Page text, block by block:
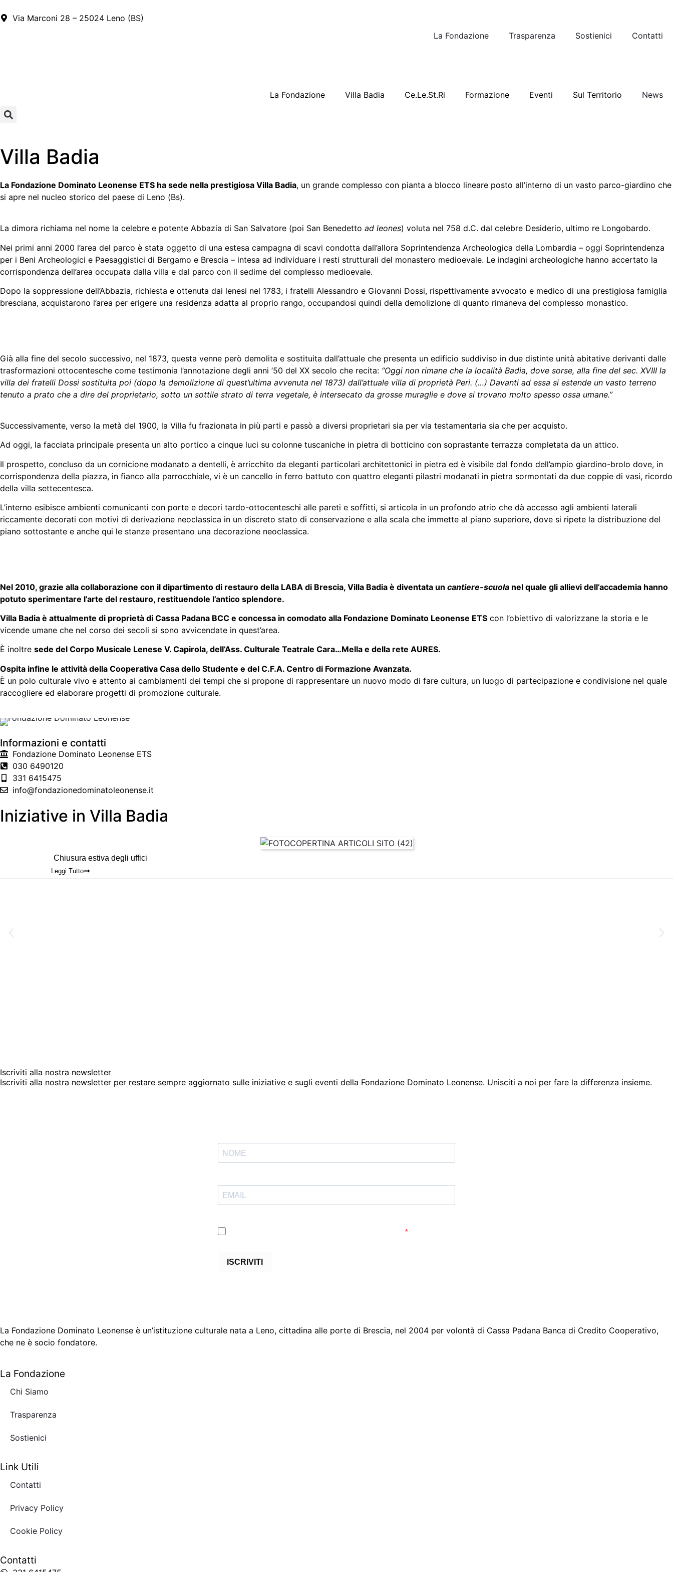
Via Marconi 28 – 25024 Leno (BS)
La Fondazione
Trasparenza Sostienici Contatti
La Fondazione Villa Badia Ce.Le.St.Ri Formazione Eventi Sul Territorio News
Villa Badia
La Fondazione Dominato Leonense ETS ha sede nella prestigiosa Villa Badia, un grande complesso con pianta a blocco lineare posto all’interno di un vasto parco-giardino che
si apre nel nucleo storico del paese di Leno (Bs).
La dimora richiama nel nome la celebre e potente Abbazia di San Salvatore (poi San Benedetto ad leones) voluta nel 758 d.C. dal celebre Desiderio, ultimo re Longobardo.
Nei primi anni 2000 l’area del parco è stata oggetto di una estesa campagna di scavi condotta dall’allora Soprintendenza Archeologica della Lombardia – oggi Soprintendenza
per i Beni Archeologici e Paesaggistici di Bergamo e Brescia – intesa ad individuare i resti strutturali del monastero medioevale. Le indagini archeologiche hanno accertato la
corrispondenza dell’area occupata dalla villa e dal parco con il sedime del complesso medioevale.
Dopo la soppressione dell’Abbazia, richiesta e ottenuta dai lenesi nel 1783, i fratelli Alessandro e Giovanni Dossi, rispettivamente avvocato e medico di una prestigiosa famiglia
bresciana, acquistarono l’area per erigere una residenza adatta al proprio rango, occupandosi quindi della demolizione di quanto rimaneva del complesso monastico.
Già alla fine del secolo successivo, nel 1873, questa venne però demolita e sostituita dall’attuale che presenta un edificio suddiviso in due distinte unità abitative derivanti dalle
trasformazioni ottocentesche come testimonia l’annotazione degli anni ’50 del XX secolo che recita: “Oggi non rimane che la località Badia, dove sorse, alla fine del sec. XVIII la
villa dei fratelli Dossi sostituita poi (dopo la demolizione di quest’ultima avvenuta nel 1873) dall’attuale villa di proprietà Peri. (…) Davanti ad essa si estende un vasto terreno
tenuto a prato che a dire del proprietario, sotto un sottile strato di terra vegetale, è intersecato da grosse muraglie e dove si trovano molto spesso ossa umane.”
Successivamente, verso la metà del 1900, la Villa fu frazionata in più parti e passò a diversi proprietari sia per via testamentaria sia che per acquisto.
Ad oggi, la facciata principale presenta un alto portico a cinque luci su colonne tuscaniche in pietra di botticino con soprastante terrazza completata da un attico.
Il prospetto, concluso da un cornicione modanato a dentelli, è arricchito da eleganti particolari architettonici in pietra ed è visibile dal fondo dell’ampio giardino-brolo dove, in
corrispondenza della piazza, in fianco alla parrocchiale, vi è un cancello in ferro battuto con quattro eleganti pilastri modanati in pietra sormontati da due coppie di vasi, ricordo
della villa settecentesca.
L’interno esibisce ambienti comunicanti con porte e decori tardo-ottocenteschi alle pareti e soffitti, si articola in un profondo atrio che dà accesso agli ambienti laterali
riccamente decorati con motivi di derivazione neoclassica in un discreto stato di conservazione e alla scala che immette al piano superiore, dove si ripete la distribuzione del
piano sottostante e anche qui le stanze presentano una decorazione neoclassica.
Nel 2010, grazie alla collaborazione con il dipartimento di restauro della LABA di Brescia, Villa Badia è diventata un cantiere-scuola nel quale gli allievi dell’accademia hanno
potuto sperimentare l’arte del restauro, restituendole l’antico splendore.
Villa Badia è attualmente di proprietà di Cassa Padana BCC e concessa in comodato alla Fondazione Dominato Leonense ETS con l’obiettivo di valorizzane la storia e le
vicende umane che nel corso dei secoli si sono avvicendate in quest’area.
È inoltre sede del Corpo Musicale Lenese V. Capirola, dell’Ass. Culturale Teatrale Cara…Mella e della rete AURES.
Ospita infine le attività della Cooperativa Casa dello Studente e del C.F.A. Centro di Formazione Avanzata.
È un polo culturale vivo e attento ai cambiamenti dei tempi che si propone di rappresentare un nuovo modo di fare cultura, un luogo di partecipazione e condivisione nel quale
raccogliere ed elaborare progetti di promozione culturale.
Informazioni e contatti
Fondazione Dominato Leonense ETS
030 6490120
331 6415475
info@fondazionedominatoleonense.it
Iniziative in Villa Badia
Chiusura estiva degli uffici
Leggi Tutto
Iscriviti alla nostra newsletter
Iscriviti alla nostra newsletter per restare sempre aggiornato sulle iniziative e sugli eventi della Fondazione Dominato Leonense. Unisciti a noi per fare la differenza insieme.
ISCRIVITI
La Fondazione Dominato Leonense è un’istituzione culturale nata a Leno, cittadina alle porte di Brescia, nel 2004 per volontà di Cassa Padana Banca di Credito Cooperativo,
che ne è socio fondatore.
La Fondazione
Chi Siamo
Trasparenza
Sostienici
Link Utili
Contatti
Privacy Policy
Cookie Policy
Contatti